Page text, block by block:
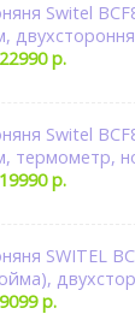
Switel
22990 р.
Switel
термометр,
19990 р.
SWITEL
9099 р.